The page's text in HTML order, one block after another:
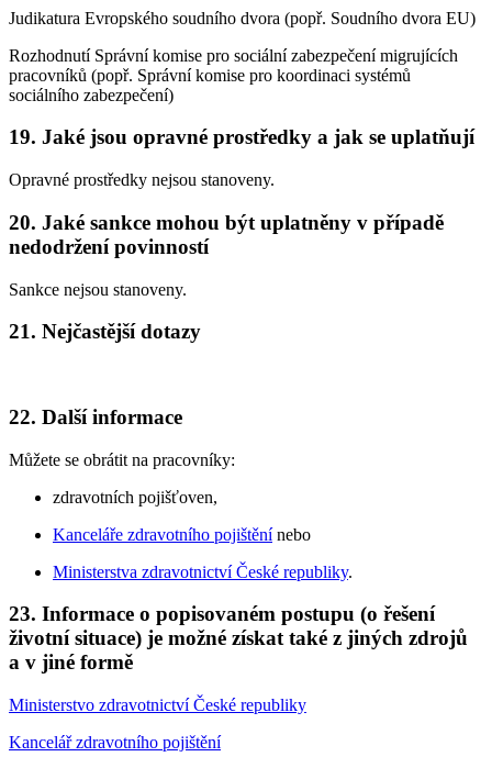
Judikatura Evropského soudního dvora (popř. Soudního dvora EU)
Rozhodnutí Správní komise pro sociální zabezpečení migrujících
pracovníků (popř. Správní komise pro koordinaci systémů
sociálního zabezpečení)
19. Jaké jsou opravné prostředky a jak se uplatňují
Opravné prostředky nejsou stanoveny.
20. Jaké sankce mohou být uplatněny v případě
nedodržení povinností
Sankce nejsou stanoveny.
21. Nejčastější dotazy
22. Další informace
Můžete se obrátit na pracovníky:
zdravotních pojišťoven,
Kanceláře zdravotního pojištěnínebo
Ministerstva zdravotnictví České republiky.
23. Informace o popisovaném postupu (o řešení
životní situace) je možné získat také z jiných zdrojů
a v jiné formě
Ministerstvo zdravotnictví České republiky
Kancelář zdravotního pojištění